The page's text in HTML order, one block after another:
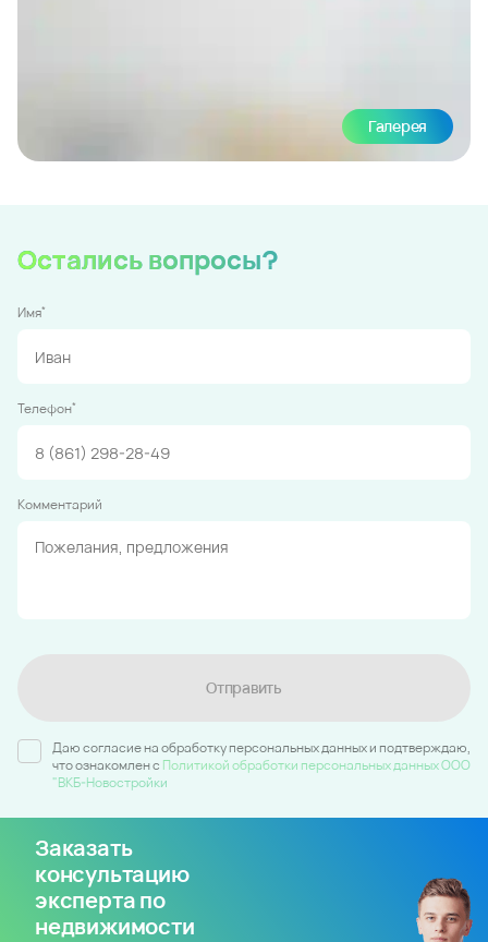
Галерея
Остались вопросы?
Имя*
Телефон*
Комментарий
Отправить
Даю согласие на обработку персональных данных и подтверждаю,
что ознакомлен c Политикой обработки персональных данных ООО
"ВКБ-Новостройки
Заказать
консультацию
эксперта по
недвижимости